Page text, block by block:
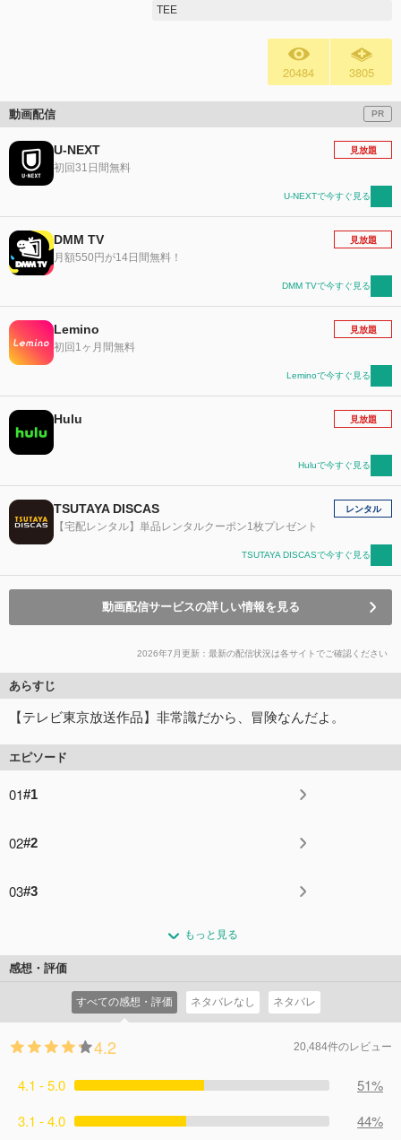
TEE
20484 3805
動画配信 PR
U-NEXT
初回31日間無料
見放題
U-NEXTで今すぐ見る
DMM TV
月額550円が14日間無料！
見放題
DMM TVで今すぐ見る
Lemino
初回1ヶ月間無料
見放題
Leminoで今すぐ見る
Hulu 見放題
Huluで今すぐ見る
TSUTAYA DISCAS
【宅配レンタル】単品レンタルクーポン1枚プレゼント
レンタル
TSUTAYA DISCASで今すぐ見る
動画配信サービスの詳しい情報を見る
2026年7月更新：最新の配信状況は各サイトでご確認ください
あらすじ
【テレビ東京放送作品】非常識だから、冒険なんだよ。
エピソード
01#1
02#2
03#3
もっと見る
感想・評価
すべての感想・評価 ネタバレなし ネタバレ
4.2 20,484件のレビュー
4.1 - 5.0
51%
3.1 - 4.0
44%